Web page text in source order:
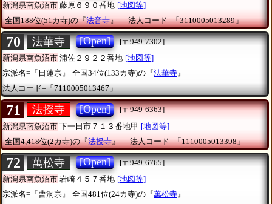
新潟県南魚沼市 藤原６９０番地 [地図等]
全国188位(51カ寺)の『法音寺』 法人コード=「3110005013289」
70 法華寺 [Open]
[〒949-7302]
新潟県南魚沼市 浦佐２９２２番地 [地図等]
宗派名=『日蓮宗』
全国34位(133カ寺)の『法華寺』
法人コード=「7110005013467」
71 法授寺 [Open]
[〒949-6363]
新潟県南魚沼市 下一日市７１３番地甲 [地図等]
全国4,418位(2カ寺)の『法授寺』 法人コード=「1110005013398」
72 萬松寺 [Open]
[〒949-6765]
新潟県南魚沼市 岩崎４５７番地 [地図等]
宗派名=『曹洞宗』
全国481位(24カ寺)の『萬松寺』